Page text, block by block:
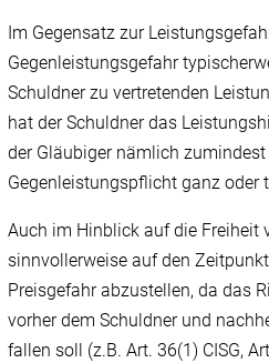
Im Gegensatz zur
Gegenleistungsgefahr
Schuldner zu vertretenden
hat der Schuldner das
der Gläubiger nämlich
Gegenleistungspflicht ganz oder
Auch im Hinblick auf die Freiheit
sinnvollerweise auf den
Preisgefahr abzustellen, da das
vorher dem Schuldner und
fallen soll (z.B. Art. 36(1) CISG,